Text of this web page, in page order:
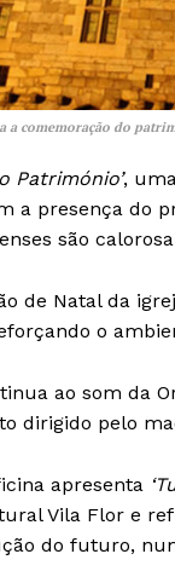
a comemoração do
Património’,
a presença do
são
de Natal da
o
ao som da
dirigido pelo
apresenta
Vila Flor e
do futuro,